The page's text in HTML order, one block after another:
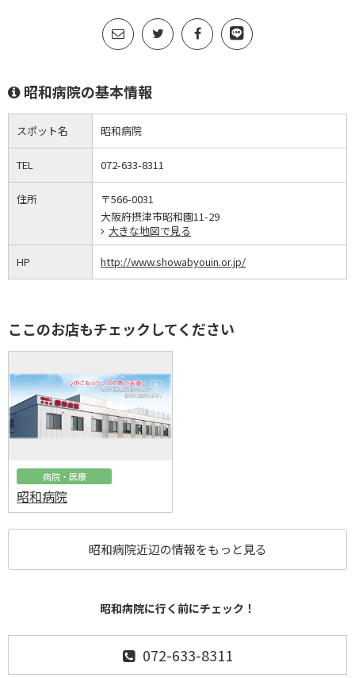
昭和病院の基本情報
スポット名 昭和病院
TEL 072-633-8311
住所
〒566-0031
大阪府摂津市昭和園11-29
大きな地図で見る
HP http://www.showabyouin.or.jp/
ここのお店もチェックしてください
病院・医療
昭和病院
昭和病院近辺の情報をもっと見る
昭和病院に行く前にチェック！
072-633-8311